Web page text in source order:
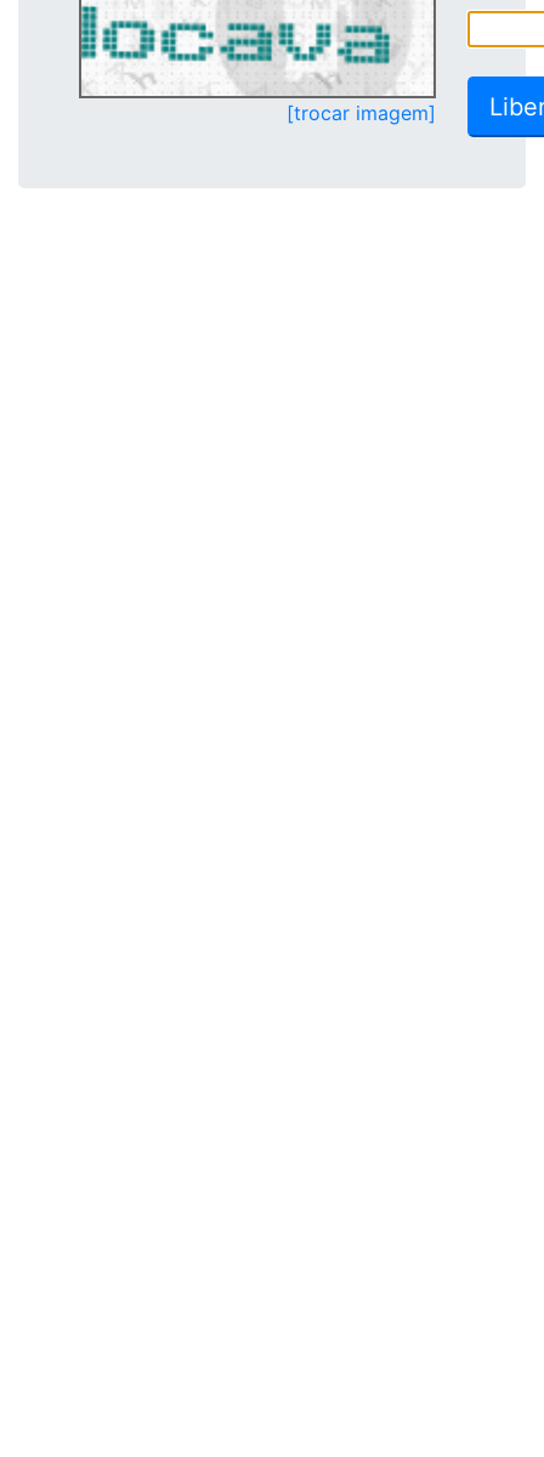
[trocar imagem]